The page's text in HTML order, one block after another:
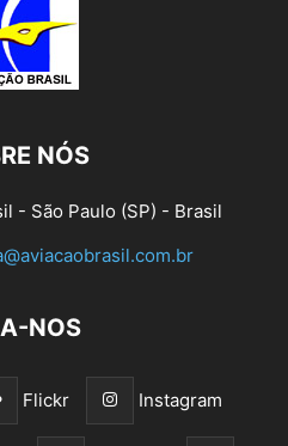
NÓS
- São Paulo (SP) - Brasil
NOS
Flickr Instagram